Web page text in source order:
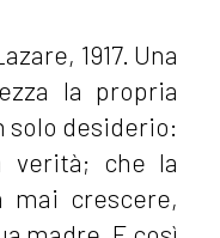
1917. Una
la propria
solo desiderio:
verità; che la
crescere,